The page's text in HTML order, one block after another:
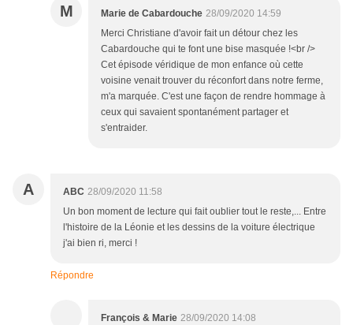
M Marie de Cabardouche 28/09/2020 14:59
Merci Christiane d'avoir fait un détour chez les
Cabardouche qui te font une bise masquée !<br />
Cet épisode véridique de mon enfance où cette
voisine venait trouver du réconfort dans notre ferme,
m'a marquée. C'est une façon de rendre hommage à
ceux qui savaient spontanément partager et
s'entraider.
A ABC 28/09/2020 11:58
Un bon moment de lecture qui fait oublier tout le reste,... Entre
l'histoire de la Léonie et les dessins de la voiture électrique
j'ai bien ri, merci !
Répondre
François & Marie 28/09/2020 14:08